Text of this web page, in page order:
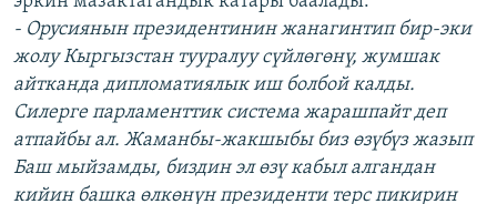
- Орусиянын президентинин жанагинтип бир-эки
жолу Кыргызстан тууралуу сүйлөгөнү, жумшак
айтканда дипломатиялык иш болбой калды.
Силерге парламенттик система жарашпайт деп
атпайбы ал. Жаманбы-жакшыбы биз өзүбүз жазып
Баш мыйзамды, биздин эл өзү кабыл алгандан
кийин башка өлкөнүн президенти терс пикирин